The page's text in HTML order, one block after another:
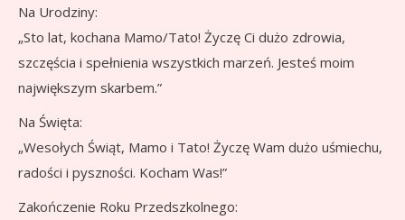
Na Urodziny:
„Sto lat, kochana Mamo/Tato! Życzę Ci dużo zdrowia,
szczęścia i spełnienia wszystkich marzeń. Jesteś moim
największym skarbem.”
Na Święta:
„Wesołych Świąt, Mamo i Tato! Życzę Wam dużo uśmiechu,
radości i pyszności. Kocham Was!”
Zakończenie Roku Przedszkolnego: